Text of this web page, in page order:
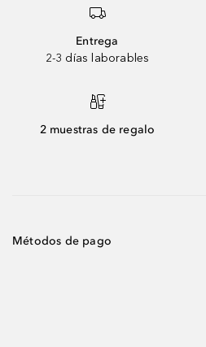
Entrega
2-3 días laborables
2 muestras de regalo
Métodos de pago